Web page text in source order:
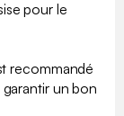
pour le
recommandé
un bon